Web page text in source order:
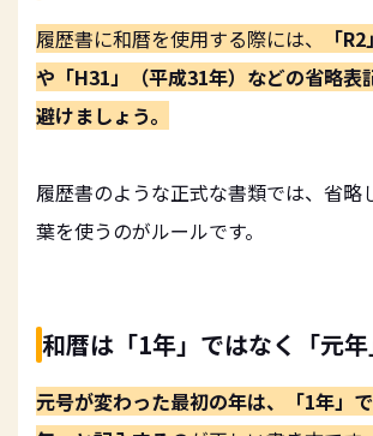
履歴書に和暦を使用する際には、
「
や「H31」（平成31年）などの省略表
避けましょう。
履歴書のような正式な書類では、省略
葉を使うのがルールです。
和暦は「1年」ではなく「元年
元号が変わった最初の年は、「1年」